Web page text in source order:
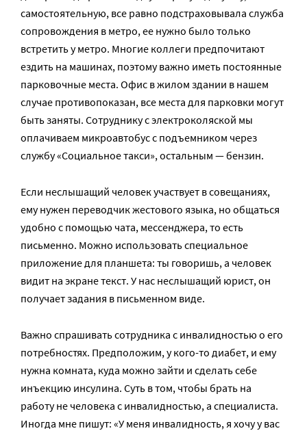
самостоятельную, все равно подстраховывала служба
сопровождения в метро, ее нужно было только
встретить у метро. Многие коллеги предпочитают
ездить на машинах, поэтому важно иметь постоянные
парковочные места. Офис в жилом здании в нашем
случае противопоказан, все места для парковки могут
быть заняты. Сотруднику с электроколяской мы
оплачиваем микроавтобус с подъемником через
службу «Социальное такси», остальным — бензин.
Если неслышащий человек участвует в совещаниях,
ему нужен переводчик жестового языка, но общаться
удобно с помощью чата, мессенджера, то есть
письменно. Можно использовать специальное
приложение для планшета: ты говоришь, а человек
видит на экране текст. У нас неслышащий юрист, он
получает задания в письменном виде.
Важно спрашивать сотрудника с инвалидностью о его
потребностях. Предположим, у кого-то диабет, и ему
нужна комната, куда можно зайти и сделать себе
инъекцию инсулина. Суть в том, чтобы брать на
работу не человека с инвалидностью, а специалиста.
Иногда мне пишут: «У меня инвалидность, я хочу у вас